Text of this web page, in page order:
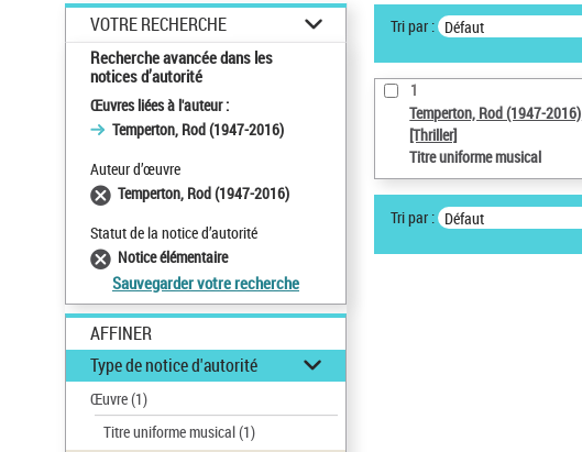
VOTRE RECHERCHE
Recherche avancée dans les
notices d’autorité
Œuvres liées à l'auteur :
Temperton, Rod (1947-2016)
Auteur d’œuvre
Temperton, Rod (1947-2016)
Statut de la notice d’autorité
Notice élémentaire
Sauvegarder votre recherche
AFFINER
Type de notice d'autorité
Œuvre(1)
Titre uniforme musical(1)
Tri par : Défaut
1
Temperton, Rod (1947-2016)
[Thriller]
Titre uniforme musical
Tri par : Défaut